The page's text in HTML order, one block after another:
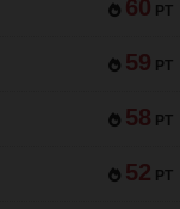
60 PT
59 PT
58 PT
52 PT